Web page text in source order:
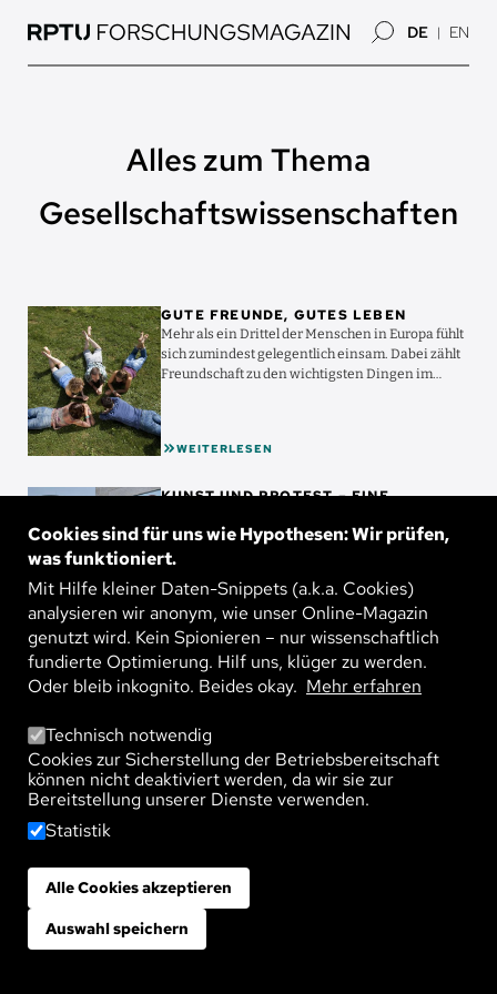
zum
DE EN
Alles zum Thema
Gesellschaftswissenschaften
Bild GUTE FREUNDE, GUTES LEBEN
Mehr als ein Drittel der Menschen in Europa fühlt
sich zumindest gelegentlich einsam. Dabei zählt
Freundschaft zu den wichtigsten Dingen im
WEITERLESEN
Bild
KUNST UND PROTEST – EINE
Ein dokumentarisches Foto oder ein abstraktes
Gemälde: Welches Bild wirkt mehr, wenn es
sensibilisieren ...
WEITERLESEN
Bild DIE STADT IM STRESSTEST
Der Berliner Blackout hat gezeigt, wie verletzlich
und Krieg gewinnt urbane Resilienz als Thema
der ...
WEITERLESEN
HERAUSFORDERUNG FÜR KOMMUNEN
In den nächsten Jahren gehen viele Menschen
aus den geburtenstarken Jahrgängen in Rente –
ein große Herausforderung für Städte und
Gemeinden. Wie sich ...
Cookies sind für uns wie Hypothesen: Wir prüfen,
was funktioniert.
Mit Hilfe kleiner Daten-Snippets (a.k.a. Cookies)
analysieren wir anonym, wie unser Online-Magazin
genutzt wird. Kein Spionieren – nur wissenschaftlich
fundierte Optimierung. Hilf uns, klüger zu werden.
Oder bleib inkognito. Beides okay. Mehr erfahren
Technisch notwendig
Cookies zur Sicherstellung der Betriebsbereitschaft
können nicht deaktiviert werden, da wir sie zur
Bereitstellung unserer Dienste verwenden.
Statistik
Alle Cookies akzeptieren
Auswahl speichern
Zustimmung zurückziehen